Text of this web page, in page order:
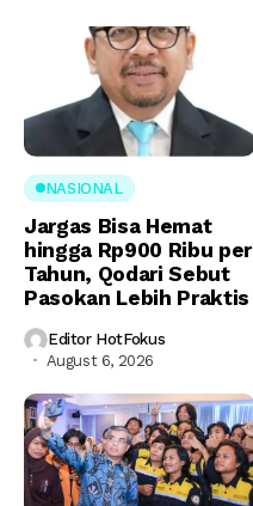
NASIONAL
Jargas Bisa Hemat
hingga Rp900 Ribu per
Tahun, Qodari Sebut
Pasokan Lebih Praktis
Editor HotFokus
August 6, 2026